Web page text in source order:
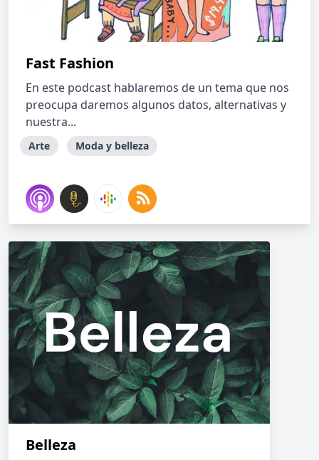
Fast Fashion
En este podcast hablaremos de un tema que nos
preocupa daremos algunos datos, alternativas y
nuestra...
Arte Moda y belleza
Belleza